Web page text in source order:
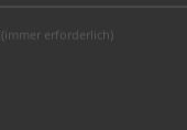
(immer erforderlich)